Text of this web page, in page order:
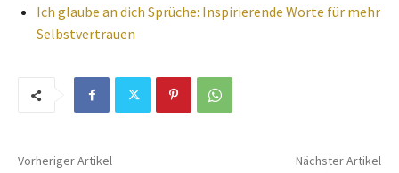
Ich glaube an dich Sprüche: Inspirierende Worte für mehr
Selbstvertrauen
Vorheriger Artikel Nächster Artikel